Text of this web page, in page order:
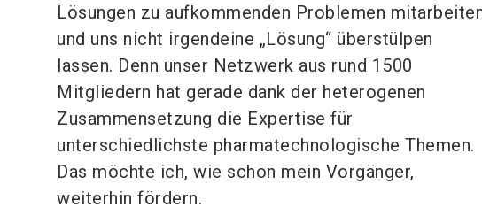
Lösungen zu aufkommenden Problemen
und uns nicht irgendeine „Lösung“ überstülpen
lassen. Denn unser Netzwerk aus rund 1500
Mitgliedern hat gerade dank der heterogenen
Zusammensetzung die Expertise für
unterschiedlichste pharmatechnologische Themen.
Das möchte ich, wie schon mein Vorgänger,
weiterhin fördern.